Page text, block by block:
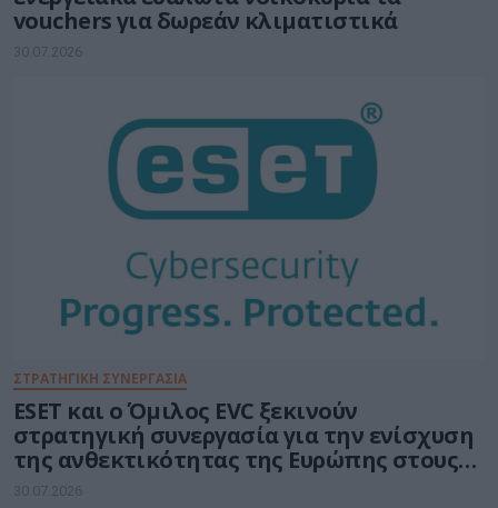
vouchers για δωρεάν κλιματιστικά
30.07.2026
ΣΤΡΑΤΗΓΙΚΗ ΣΥΝΕΡΓΑΣΙΑ
ESET και ο Όμιλος EVC ξεκινούν
στρατηγική συνεργασία για την ενίσχυση
της ανθεκτικότητας της Ευρώπης στους
τομείς κυβερνοασφάλειας και ενέργειας
30.07.2026